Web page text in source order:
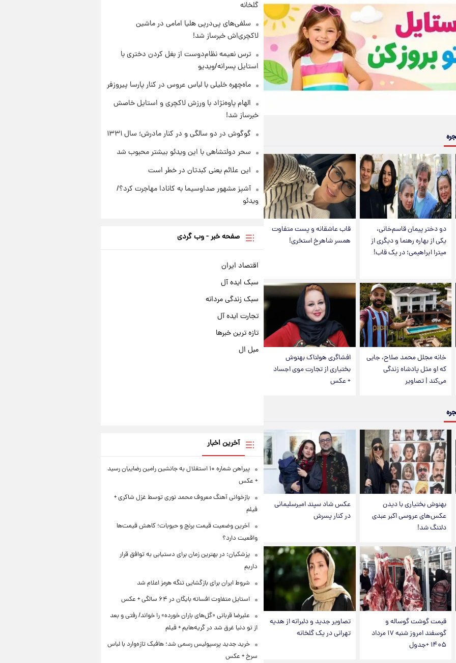
دو دختر پیمان قاسم‌خانی،
یکی از بهاره رهنما و دیگری از
میترا ابراهیمی؛ در یک قاب!
قاب عاشقانه و پست متفاوت
همسر شاهرخ استخری!
خانه مجلل محمد صلاح، جایی
که او مثل پادشاه زندگی
می‌کند | تصاویر
افشاگری هولناک بهنوش
بختیاری از تجارت موی اجساد
+ عکس
بهنوش بختیاری با دیدن
عکس‌های عروسی اکبر عبدی
دلتنگ شد!
عکس شاد سپند امیرسلیمانی
در کنار پسرش
قیمت گوشت گوساله و
گوسفند امروز شنبه ۱۷ مرداد
۱۴۰۵ +جدول
تصاویر جدید و دلبرانه از هدیه
تهرانی در یک گلخانه
گلخانه
سلفی‌های پی‌درپی هلیا امامی در ماشین
لاکچری‌اش خبرساز شد!
ترس نعیمه نظام‌دوست از بغل کردن دختری با
استایل پسرانه/ویدیو
ماه‌چهره خلیلی با لباس عروس در کنار پارسا پیروزفر
الهام پاوه‌نژاد با ورزش لاکچری و استایل خاصش
خبرساز شد!
گوگوش در دو سالگی و در کنار مادرش؛ سال ۱۳۳۱
سحر دولتشاهی با این ویدئو بیشتر محبوب شد
این علائم یعنی کبدتان در خطر است
آشپز مشهور صداوسیما به کانادا مهاجرت کرد؟/
ویدئو
صفحه خبر - وب گردی
اقتصاد ایران
سبک ایده آل
سبک زندگی مردانه
تجارت ایده آل
تازه ترین خبرها
مبل ال
آخرین اخبار
پیراهن شماره ۱۰ استقلال به جانشین رامین رضاییان رسید
+ عکس
بازخوانی آهنگ معروف محمد نوری توسط غزل شاکری +
فیلم
آخرین وضعیت قیمت برنج و حبوبات؛ کاهش قیمت‌ها
واقعیت دارد؟
پزشکیان: در بهترین زمان برای دستیابی به توافق قرار
داریم
شروط ایران برای بازگشایی تنگه هرمز اعلام شد
استایل متفاوت افسانه بایگان در ۶۴ سالگی + عکس
علیرضا قربانی «گل‌های باران خورده» را خواند/ رفتی و بعد
از تو دنیا غرق شد در گریه‌هایم + فیلم
خرید جدید پرسپولیس رسمی شد؛ هافبک تازه‌وارد با لباس
سرخ + عکس